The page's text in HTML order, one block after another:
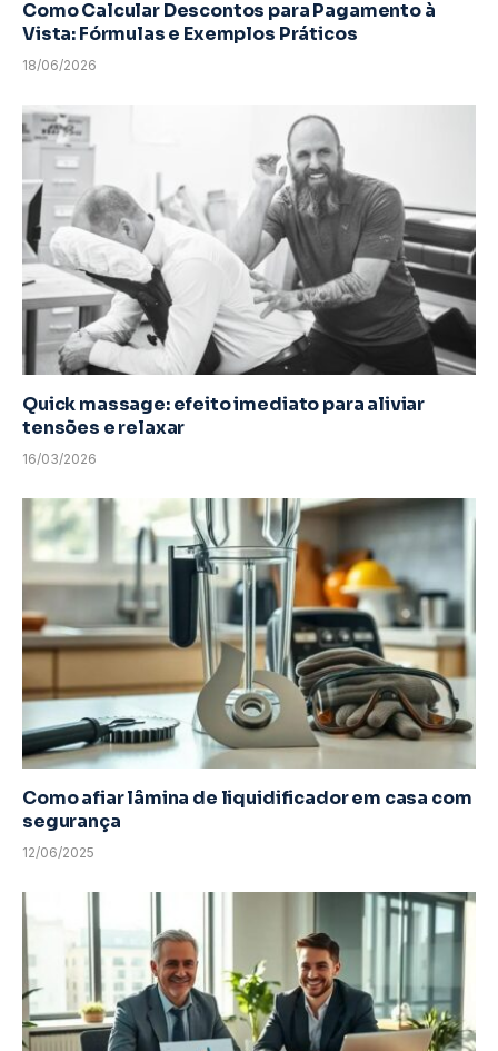
Como Calcular Descontos para Pagamento à
Vista: Fórmulas e Exemplos Práticos
18/06/2026
Quick massage: efeito imediato para aliviar
tensões e relaxar
16/03/2026
Como afiar lâmina de liquidificador em casa com
segurança
12/06/2025